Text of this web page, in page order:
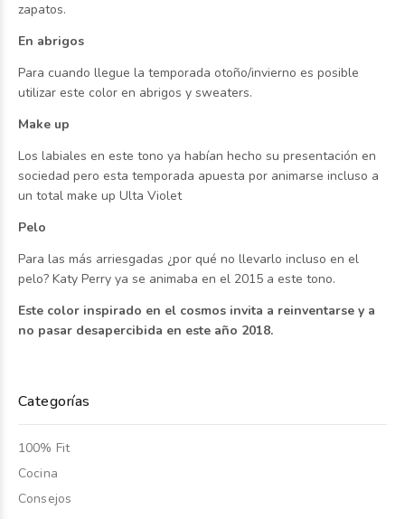
zapatos.
En abrigos
Para cuando llegue la temporada otoño/invierno es posible
utilizar este color en abrigos y sweaters.
Make up
Los labiales en este tono ya habían hecho su presentación en
sociedad pero esta temporada apuesta por animarse incluso a
un total make up Ulta Violet
Pelo
Para las más arriesgadas ¿por qué no llevarlo incluso en el
pelo? Katy Perry ya se animaba en el 2015 a este tono.
Este color inspirado en el cosmos invita a reinventarse y a
no pasar desapercibida en este año 2018.
Categorías
100% Fit
Cocina
Consejos